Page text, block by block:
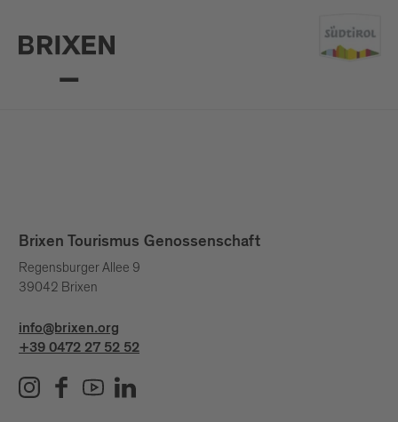
Brixen Tourismus Genossenschaft
Regensburger Allee 9
39042 Brixen
info@brixen.org
+39 0472 27 52 52